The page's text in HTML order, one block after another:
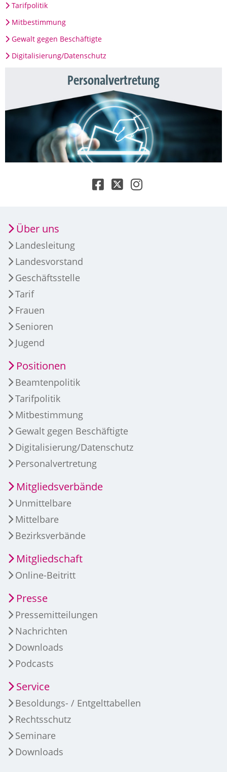
Tarifpolitik
Mitbestimmung
Gewalt gegen Beschäftigte
Digitalisierung/Datenschutz
Personalvertretung
Über uns
Landesleitung
Landesvorstand
Geschäftsstelle
Tarif
Frauen
Senioren
Jugend
Positionen
Beamtenpolitik
Tarifpolitik
Mitbestimmung
Gewalt gegen Beschäftigte
Digitalisierung/Datenschutz
Personalvertretung
Mitgliedsverbände
Unmittelbare
Mittelbare
Bezirksverbände
Mitgliedschaft
Online-Beitritt
Presse
Pressemitteilungen
Nachrichten
Downloads
Podcasts
Service
Besoldungs- / Entgelttabellen
Rechtsschutz
Seminare
Downloads